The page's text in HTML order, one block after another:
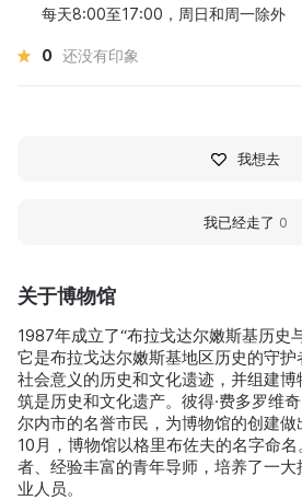
关于博物馆
1987年成立了“布拉戈达尔嫩斯基历史
它是布拉戈达尔嫩斯基地区历史的守
社会意义的历史和文化遗迹，并组建
筑是历史和文化遗产。彼得·费多罗维
尔内市的名誉市民，为博物馆的创建
10月，博物馆以格里布佐夫的名字命
者、经验丰富的青年导师，培养了一
业人员。
每天8:00至17:00，周日和周一除外
0 还没有印象
我想去
我已经走了 0